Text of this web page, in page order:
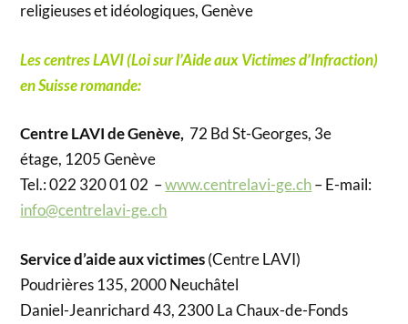
religieuses et idéologiques, Genève
Les centres LAVI (Loi sur l’Aide aux Victimes d’Infraction)
en Suisse romande:
Centre LAVI de Genève, 72 Bd St-Georges, 3e
étage, 1205 Genève
Tel.: 022 320 01 02 –www.centrelavi-ge.ch– E-mail:
info@centrelavi-ge.ch
Service d’aide aux victimes(Centre LAVI)
Poudrières 135, 2000 Neuchâtel
Daniel-Jeanrichard 43, 2300 La Chaux-de-Fonds